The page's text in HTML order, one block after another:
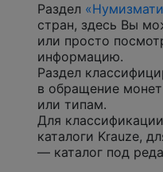
Раздел
стран, здесь Вы
или просто
информацию.
Раздел
в обращение
или типам.
Для
каталоги Krauze,
— каталог под